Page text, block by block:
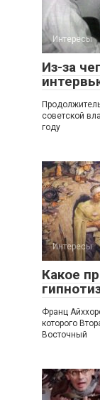
Интересы
Из-за
советской
году
Интересы
Какое
Франц
которого
Восточный